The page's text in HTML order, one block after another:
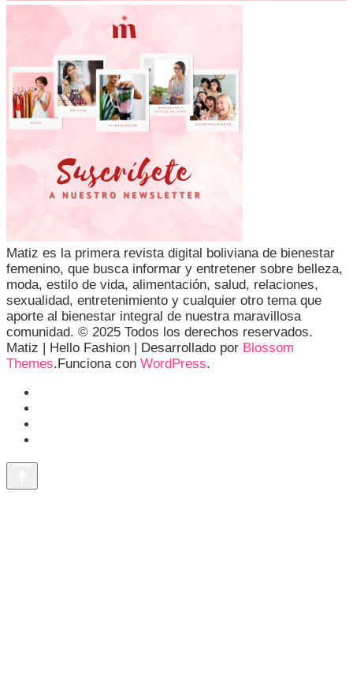
Matiz es la primera revista digital boliviana de bienestar
femenino, que busca informar y entretener sobre belleza,
moda, estilo de vida, alimentación, salud, relaciones,
sexualidad, entretenimiento y cualquier otro tema que
aporte al bienestar integral de nuestra maravillosa
comunidad. © 2025 Todos los derechos reservados.
Matiz | Hello Fashion | Desarrollado por Blossom
Themes.Funciona con WordPress.